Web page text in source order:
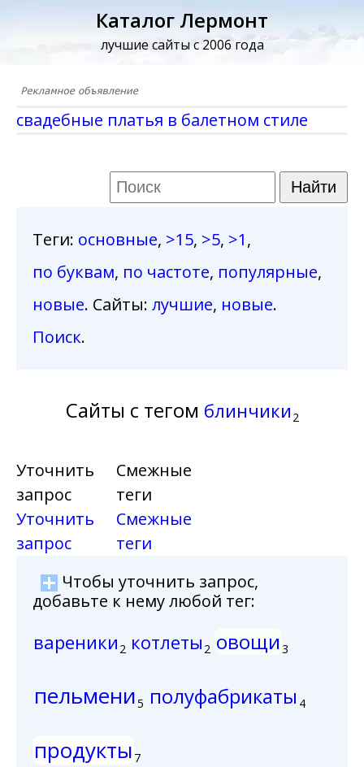
Каталог Лермонт
лучшие сайты с 2006 года
cвадебные платья в балетном стиле
Теги: основные, >15, >5, >1,
по буквам, по частоте, популярные,
новые. Сайты: лучшие, новые.
Поиск.
Сайты с тегом блинчики 2
Уточнить
запрос
Уточнить
запрос
Смежные
теги
Смежные
теги
Чтобы уточнить запрос,
добавьте к нему любой тег:
вареники 2 котлеты 2 овощи 3
пельмени5 полуфабрикаты 4
продукты 7